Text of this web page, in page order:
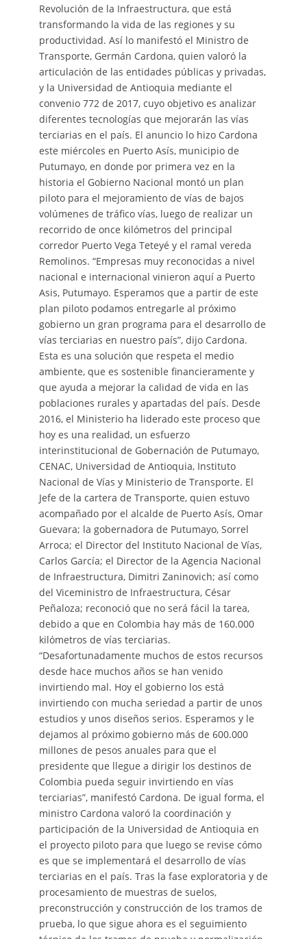
Revolución de la Infraestructura, que está
transformando la vida de las regiones y su
productividad. Así lo manifestó el Ministro de
Transporte, Germán Cardona, quien valoró la
articulación de las entidades públicas y privadas,
y la Universidad de Antioquia mediante el
convenio 772 de 2017, cuyo objetivo es analizar
diferentes tecnologías que mejorarán las vías
terciarias en el país. El anuncio lo hizo Cardona
este miércoles en Puerto Asís, municipio de
Putumayo, en donde por primera vez en la
historia el Gobierno Nacional montó un plan
piloto para el mejoramiento de vías de bajos
volúmenes de tráfico vías, luego de realizar un
recorrido de once kilómetros del principal
corredor Puerto Vega Teteyé y el ramal vereda
Remolinos. “Empresas muy reconocidas a nivel
nacional e internacional vinieron aquí a Puerto
Asis, Putumayo. Esperamos que a partir de este
plan piloto podamos entregarle al próximo
gobierno un gran programa para el desarrollo de
vías terciarias en nuestro país”, dijo Cardona.
Esta es una solución que respeta el medio
ambiente, que es sostenible financieramente y
que ayuda a mejorar la calidad de vida en las
poblaciones rurales y apartadas del país. Desde
2016, el Ministerio ha liderado este proceso que
hoy es una realidad, un esfuerzo
interinstitucional de Gobernación de Putumayo,
CENAC, Universidad de Antioquia, Instituto
Nacional de Vías y Ministerio de Transporte. El
Jefe de la cartera de Transporte, quien estuvo
acompañado por el alcalde de Puerto Asís, Omar
Guevara; la gobernadora de Putumayo, Sorrel
Arroca; el Director del Instituto Nacional de Vías,
Carlos García; el Director de la Agencia Nacional
de Infraestructura, Dimitri Zaninovich; así como
del Viceministro de Infraestructura, César
Peñaloza; reconoció que no será fácil la tarea,
debido a que en Colombia hay más de 160.000
kilómetros de vías terciarias.
“Desafortunadamente muchos de estos recursos
desde hace muchos años se han venido
invirtiendo mal. Hoy el gobierno los está
invirtiendo con mucha seriedad a partir de unos
estudios y unos diseños serios. Esperamos y le
dejamos al próximo gobierno más de 600.000
millones de pesos anuales para que el
presidente que llegue a dirigir los destinos de
Colombia pueda seguir invirtiendo en vías
terciarias”, manifestó Cardona. De igual forma, el
ministro Cardona valoró la coordinación y
participación de la Universidad de Antioquia en
el proyecto piloto para que luego se revise cómo
es que se implementará el desarrollo de vías
terciarias en el país. Tras la fase exploratoria y de
procesamiento de muestras de suelos,
preconstrucción y construcción de los tramos de
prueba, lo que sigue ahora es el seguimiento